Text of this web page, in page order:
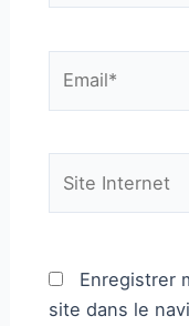
Internet
Enregistrer
site dans le